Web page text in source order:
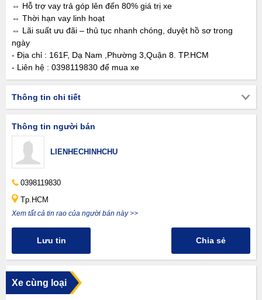
⇔ Hỗ trợ vay trả góp lên đến 80% giá trị xe
⇔ Thời hạn vay linh hoạt
⇔ Lãi suất ưu đãi – thủ tục nhanh chóng, duyệt hồ sơ trong
ngày
- Địa chỉ : 161F, Dạ Nam ,Phường 3,Quận 8. TP.HCM
- Liên hệ : 0398119830 để mua xe
Thông tin chi tiết
Thông tin người bán
LIENHECHINHCHU
0398119830
Tp.HCM
Xem tất cả tin rao của người bán này >>
Lưu tin Chia sẻ
Xe cùng loại